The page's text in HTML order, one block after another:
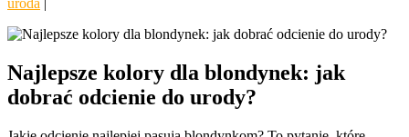
uroda |
Najlepsze kolory dla blondynek: jak
dobrać odcienie do urody?